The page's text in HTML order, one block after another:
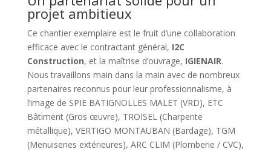
projet ambitieux
Ce chantier exemplaire est le fruit d’une collaboration
efficace avec le contractant général, I2C
Construction, et la maîtrise d’ouvrage, IGIENAIR.
Nous travaillons main dans la main avec de nombreux
partenaires reconnus pour leur professionnalisme, à
l’image de SPIE BATIGNOLLES MALET (VRD), ETC
Bâtiment (Gros œuvre), TROISEL (Charpente
métallique), VERTIGO MONTAUBAN (Bardage), TGM
(Menuiseries extérieures), ARC CLIM (Plomberie / CVC),